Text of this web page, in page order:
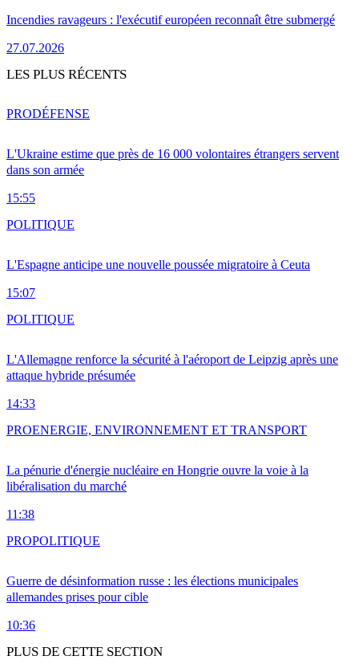
Incendies ravageurs : l'exécutif européen reconnaît être submergé
27.07.2026
LES PLUS RÉCENTS
L'Ukraine estime que près de 16 000 volontaires étrangers servent
dans son armée
15:55
PRODÉFENSE
L'Espagne anticipe une nouvelle poussée migratoire à Ceuta
15:07
POLITIQUE
L'Allemagne renforce la sécurité à l'aéroport de Leipzig après une
attaque hybride présumée
14:33
POLITIQUE
La pénurie d'énergie nucléaire en Hongrie ouvre la voie à la
libéralisation du marché
11:38
PROENERGIE, ENVIRONNEMENT ET TRANSPORT
Guerre de désinformation russe : les élections municipales
allemandes prises pour cible
10:36
PROPOLITIQUE
PLUS DE CETTE SECTION